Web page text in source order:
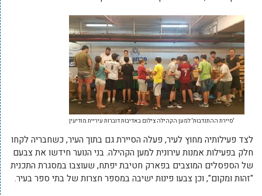
'סיירת ההתנדבות' למען הקהילה צילום באדיבות דוברות עיריית מודיעין
לצד פעילותיה מחוץ לעיר, פעלה הסיירת גם בתוך העיר, כשחבריה לקחו
חלק בפעילות אמנות עירונית למען הקהילה. בני הנוער חידשו את צבעם
של הספסלים המוצבים בפארק חטיבת יפתח, שעוצבו במסגרת התכנית
"זהות ומקום", וכן צבעו פינות ישיבה במספר חצרות של בתי ספר בעיר.